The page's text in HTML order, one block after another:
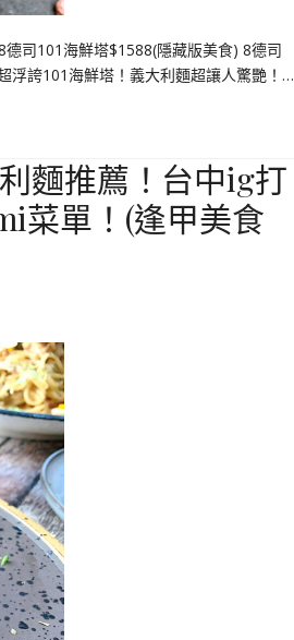
司101海鮮塔$1588(隱藏版美食) 8德司
浮誇101海鮮塔！義大利麵超讓人驚艷！…
麵推薦！台中ig打
菜單！(逢甲美食